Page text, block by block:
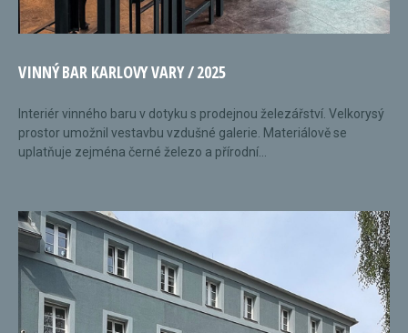
VINNÝ BAR KARLOVY VARY / 2025
Interiér vinného baru v dotyku s prodejnou železářství. Velkorysý
prostor umožnil vestavbu vzdušné galerie. Materiálově se
uplatňuje zejména černé železo a přírodní...